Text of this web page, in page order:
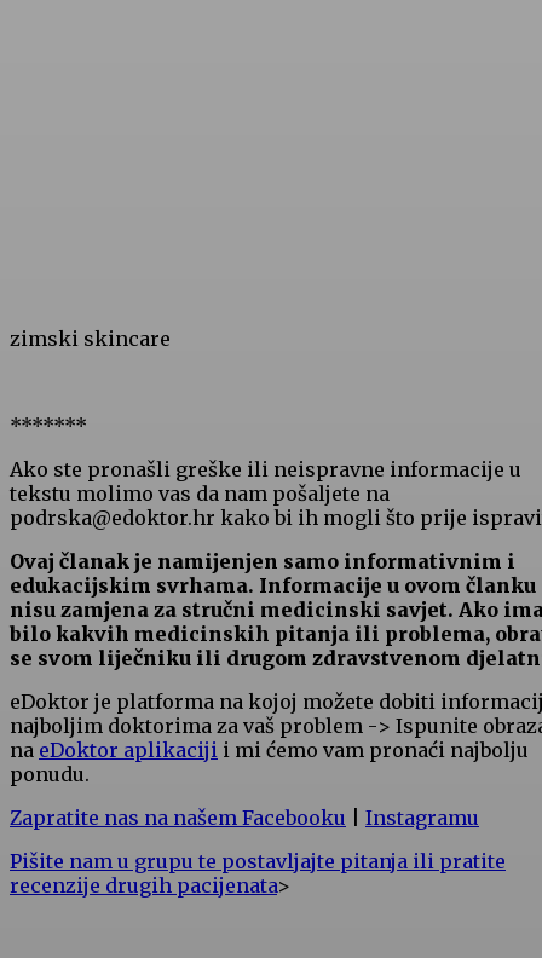
zimski skincare
*******
Ako ste pronašli greške ili neispravne informacije u
tekstu molimo vas da nam pošaljete na
podrska@edoktor.hr kako bi ih mogli što prije
Ovaj članak je namijenjen samo informativnim i
edukacijskim svrhama. Informacije u ovom članku
nisu zamjena za stručni medicinski savjet. Ako
bilo kakvih medicinskih pitanja ili problema,
se svom liječniku ili drugom zdravstvenom
eDoktor je platforma na kojoj možete dobiti
najboljim doktorima za vaš problem -> Ispunite
na eDoktor aplikaciji i mi ćemo vam pronaći najbolju
ponudu.
Zapratite nas na našem Facebooku
Instagramu
Pišite nam u grupu te postavljajte pitanja ili pratite
recenzije drugih pacijenata>